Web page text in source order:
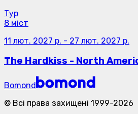
Тур
8 міст
11 лют. 2027 р. - 27 лют. 2027 р.
The Hardkiss - North
Bomond
© Всі права захищені 1999-2026